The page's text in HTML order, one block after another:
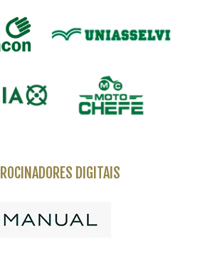
DIGITAIS